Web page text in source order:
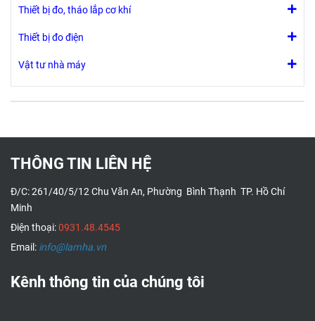
Thiết bị đo, tháo lắp cơ khí
Thiết bị đo điện
Vật tư nhà máy
THÔNG TIN LIÊN HỆ
Đ/C: 261/40/5/12 Chu Văn An, Phường Bình Thạnh TP. Hồ Chí
Minh
Điện thoại:0931.48.4545
Email: info@lamha.vn
Kênh thông tin của chúng tôi